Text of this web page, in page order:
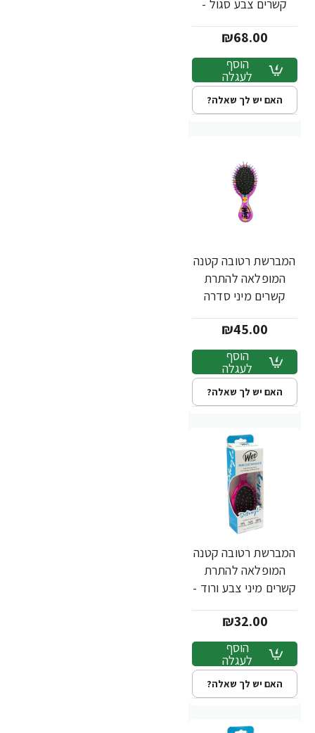
קשרים צבע סגול -
₪68.00
הוסף
לעגלה
האם יש לך שאלה?
המברשת רטובה קטנה
המופלאה להתרת
קשרים מיני סדרה
סגול - מבית Wet
Brush
₪45.00
הוסף
לעגלה
האם יש לך שאלה?
המברשת רטובה קטנה
המופלאה להתרת
קשרים מיני צבע ורוד -
₪32.00
הוסף
לעגלה
האם יש לך שאלה?